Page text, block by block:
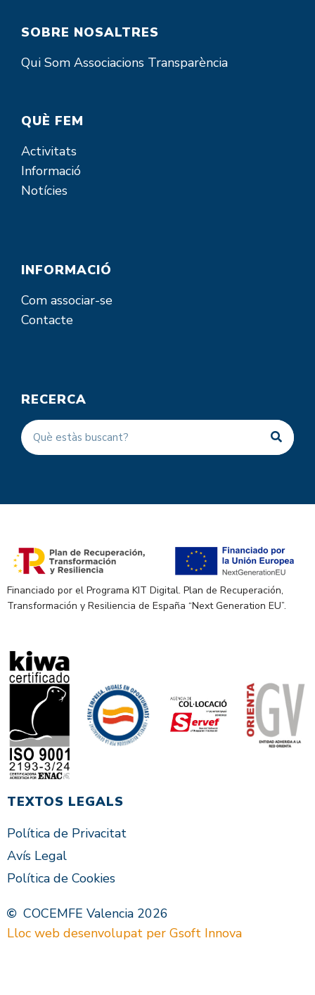
SOBRE NOSALTRES
Qui Som Associacions Transparència
QUÈ FEM
Activitats
Informació
Notícies
INFORMACIÓ
Com associar-se
Contacte
RECERCA
Financiado por el Programa KIT Digital. Plan de Recuperación,
Transformación y Resiliencia de España “Next Generation EU”.
TEXTOS LEGALS
Política de Privacitat
Avís Legal
Política de Cookies
COCEMFE Valencia 2026
Lloc web desenvolupat per Gsoft Innova